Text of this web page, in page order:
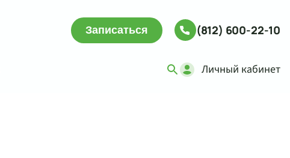
Записаться (812) 600-22-10
Личный кабинет